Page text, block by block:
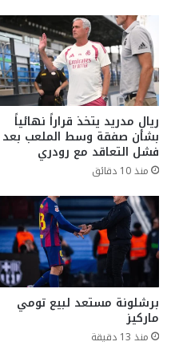
ريال مدريد يتخذ قراراً نهائياً
بشأن صفقة وسط الملعب بعد
فشل التعاقد مع رودري
منذ 10 دقائق
برشلونة مستعد لبيع تومي
ماركيز
منذ 13 دقيقة